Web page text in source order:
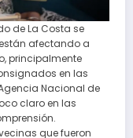
de La Costa se
afectando a
principalmente
en las
Nacional de
claro en las
que fueron